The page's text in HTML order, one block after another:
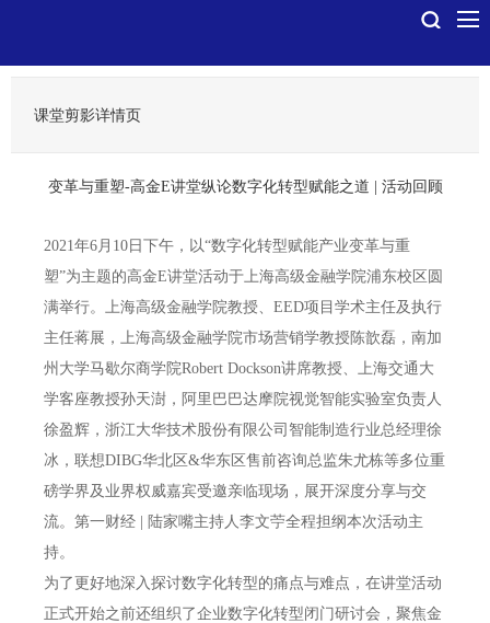
课堂剪影详情页
变革与重塑-高金E讲堂纵论数字化转型赋能之道 | 活动回顾
2021年6月10日下午，以“数字化转型赋能产业变革与重
塑”为主题的高金E讲堂活动于上海高级金融学院浦东校区圆
满举行。上海高级金融学院教授、EED项目学术主任及执行
主任蒋展，上海高级金融学院市场营销学教授陈歆磊，南加
州大学马歇尔商学院Robert Dockson讲席教授、上海交通大
学客座教授孙天澍，阿里巴巴达摩院视觉智能实验室负责人
徐盈辉，浙江大华技术股份有限公司智能制造行业总经理徐
冰，联想DIBG华北区&华东区售前咨询总监朱尤栋等多位重
磅学界及业界权威嘉宾受邀亲临现场，展开深度分享与交
流。第一财经 | 陆家嘴主持人李文苧全程担纲本次活动主
持。
为了更好地深入探讨数字化转型的痛点与难点，在讲堂活动
正式开始之前还组织了企业数字化转型闭门研讨会，聚焦金